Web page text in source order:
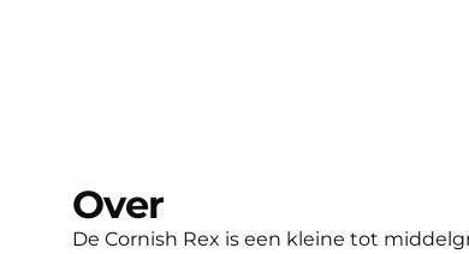
Over
De Cornish Rex is een kleine tot